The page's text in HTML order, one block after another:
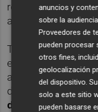
responsable y
años.
También establece
el acceso a
aire libre, así como
deportivas.No se
de ningún espacio
anuncios y
sobre la
Proveedores de
pueden procesar
otros fines,
geolocalización
del dispositivo.
solo a este sitio
pueden basarse